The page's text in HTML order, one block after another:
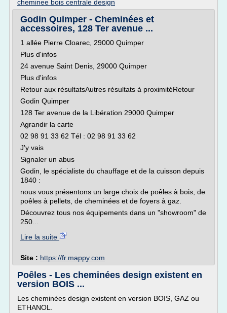
cheminee bois centrale design
Godin Quimper - Cheminées et
accessoires, 128 Ter avenue ...
1 allée Pierre Cloarec, 29000 Quimper
Plus d'infos
24 avenue Saint Denis, 29000 Quimper
Plus d'infos
Retour aux résultatsAutres résultats à proximitéRetour
Godin Quimper
128 Ter avenue de la Libération 29000 Quimper
Agrandir la carte
02 98 91 33 62 Tél : 02 98 91 33 62
J'y vais
Signaler un abus
Godin, le spécialiste du chauffage et de la cuisson depuis
1840 :
nous vous présentons un large choix de poêles à bois, de
poêles à pellets, de cheminées et de foyers à gaz.
Découvrez tous nos équipements dans un "showroom" de
250...
Lire la suite
Site : https://fr.mappy.com
Poêles - Les cheminées design existent en
version BOIS ...
Les cheminées design existent en version BOIS, GAZ ou
ETHANOL.